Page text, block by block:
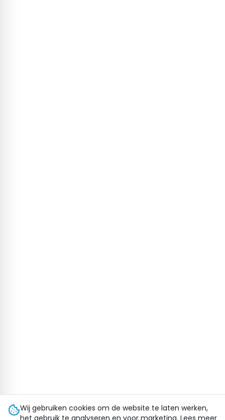
Wij gebruiken cookies om de website te laten werken,
het gebruik te analyseren en voor marketing. Lees meer